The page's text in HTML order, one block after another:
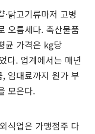
닭고기류마저 고병
오름세다. 축산물품
균 가격은 kg당
다. 업계에서는 매년
임대료까지 원가 부
모은다.
식업은 가맹점주 다